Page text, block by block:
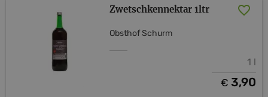
Zwetschkennektar 1ltr
Obsthof Schurm
1 l
€ 3,90